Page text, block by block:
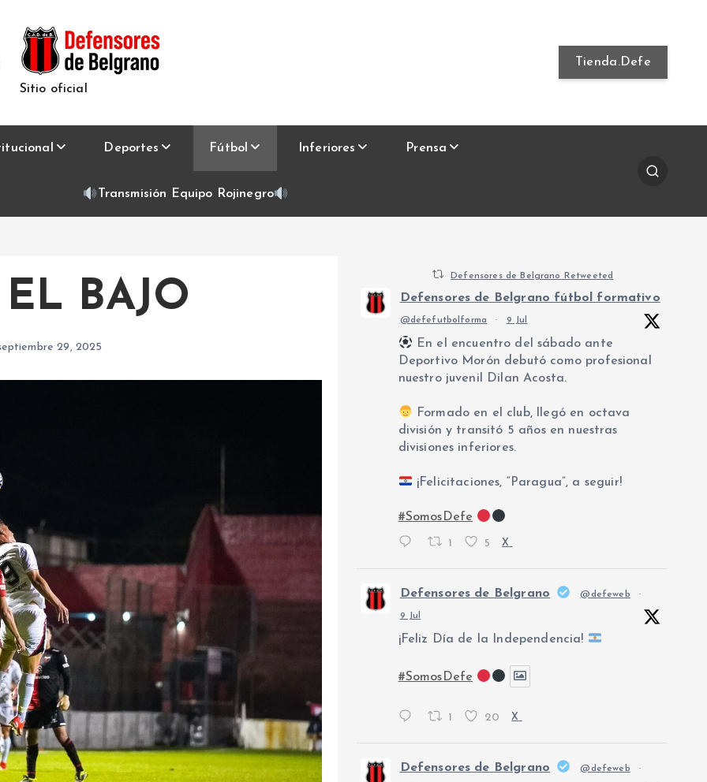
Sitio oficial
Tienda.Defe
Deportes Fútbol Inferiores Prensa
Transmisión Equipo Rojinegro
BAJO
29, 2025
Defensores de Belgrano Retweeted
Defensores de Belgrano fútbol formativo
@defefutbolforma · 9 Jul
En el encuentro del sábado ante
Deportivo Morón debutó como profesional
nuestro juvenil Dilan Acosta.
Formado en el club, llegó en octava
división y transitó 5 años en nuestras
divisiones inferiores.
¡Felicitaciones, “Paragua”, a seguir!
#SomosDefe
1 5 X
Defensores de Belgrano @defeweb ·
9 Jul
¡Feliz Día de la Independencia!
#SomosDefe
1 20 X
Defensores de Belgrano @defeweb ·